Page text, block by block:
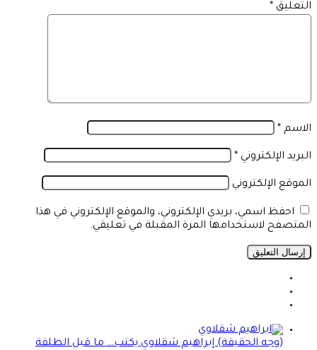
التعليق *
الاسم *
البريد الإلكتروني *
الموقع الإلكتروني
احفظ اسمي، بريدي الإلكتروني، والموقع الإلكتروني في هذا
المتصفح لاستخدامها المرة المقبلة في تعليقي.
(وجه الحقيقة) إبراهيم شقلاوي يكتب… ما قبل الطلقة